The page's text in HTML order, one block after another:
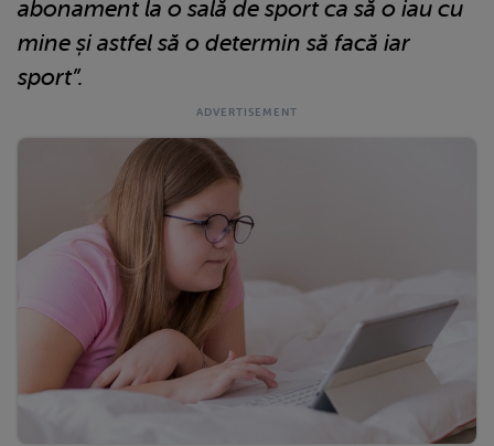
abonament la o sală de sport ca să o iau cu
mine și astfel să o determin să facă iar
sport”.